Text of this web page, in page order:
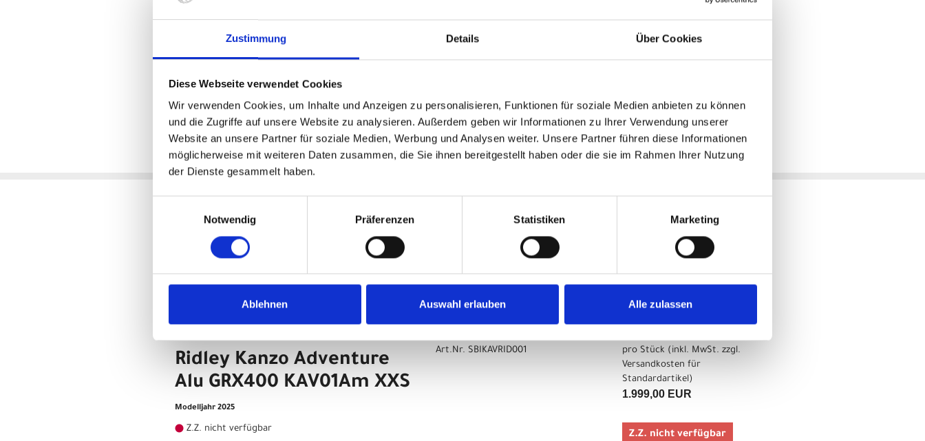
Zustimmung Details Über Cookies
Diese Webseite verwendet Cookies
Wir verwenden Cookies, um Inhalte und Anzeigen zu personalisieren, Funktionen für soziale Medien anbieten zu können
und die Zugriffe auf unsere Website zu analysieren. Außerdem geben wir Informationen zu Ihrer Verwendung unserer
Website an unsere Partner für soziale Medien, Werbung und Analysen weiter. Unsere Partner führen diese Informationen
möglicherweise mit weiteren Daten zusammen, die Sie ihnen bereitgestellt haben oder die sie im Rahmen Ihrer Nutzung
der Dienste gesammelt haben.
Notwendig
Präferenzen Statistiken Marketing
Ablehnen Auswahl erlauben Alle zulassen
Farb Finish Matt
3583 Beringen (Limburg)
Varianten
Ridley Kanzo Adventure
Alu GRX400 KAV01Am M
Art.Nr. SBIKAVRID004
pro Stück (inkl. MwSt. zzgl.
Versandkosten für
1.999,00 EUR
Z.Z. nicht verfügbar
Ridley Kanzo Adventure
Alu GRX400 KAV01Am XXS
Modelljahr 2025
Z.Z. nicht verfügbar
Art.Nr. SBIKAVRID001
pro Stück (inkl. MwSt. zzgl.
Versandkosten für
Standardartikel)
1.999,00 EUR
Z.Z. nicht verfügbar